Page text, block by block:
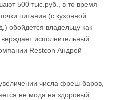
500 тыс.руб., в то время
питания (с кухонной
обойдется владельцу как
исполнительный
Restcon Андрей
числа фреш-баров,
не мода на здоровый